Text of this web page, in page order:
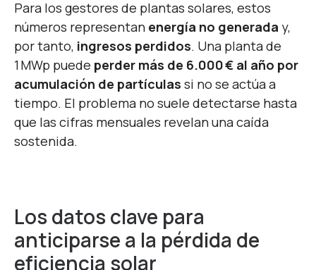
Para los gestores de plantas solares, estos
números representan energía no generada y,
por tanto, ingresos perdidos. Una planta de
1 MWp puede perder más de 6.000 € al año por
acumulación de partículas si no se actúa a
tiempo. El problema no suele detectarse hasta
que las cifras mensuales revelan una caída
sostenida.
Los datos clave para
anticiparse a la pérdida de
eficiencia solar